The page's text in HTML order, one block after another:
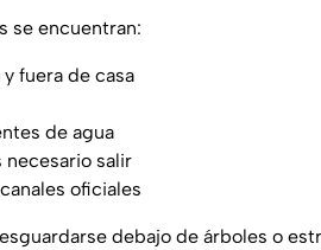
se encuentran:
fuera de casa
de agua
necesario salir
oficiales
debajo de árboles o